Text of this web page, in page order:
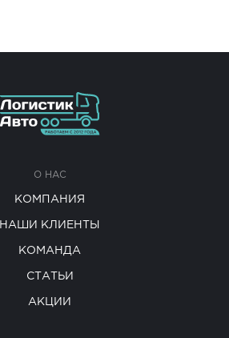
О НАС
КОМПАНИЯ
НАШИ КЛИЕНТЫ
КОМАНДА
СТАТЬИ
АКЦИИ